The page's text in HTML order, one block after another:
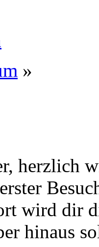
»
herzlich
wird dir
hinaus